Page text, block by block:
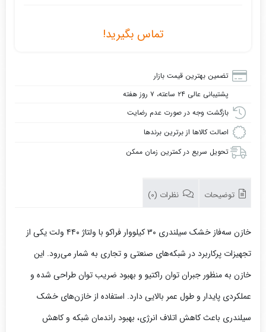
تماس بگیرید!
تضمین بهترین قیمت بازار
پشتیبانی عالی ۲۴ ساعته، ۷ روز هفته
بازگشت وجه در صورت عدم رضایت
اصالت کالاها از برترین برندها
تحویل سریع در کمترین زمان ممکن
توضیحات نظرات (0)
خازن سه‌فاز خشک سیلندری ۳۰ کیلووار فراکو با ولتاژ ۴۴۰ ولت یکی از
تجهیزات پرکاربرد در شبکه‌های صنعتی و تجاری به شمار می‌رود. این
خازن به منظور جبران توان راکتیو و بهبود ضریب توان طراحی شده و
عملکردی پایدار و طول عمر بالایی دارد. استفاده از خازن‌های خشک
سیلندری باعث کاهش اتلاف انرژی، بهبود راندمان شبکه و کاهش